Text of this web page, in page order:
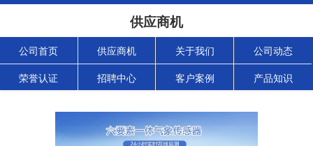
供应商机
公司首页 供应商机 关于我们 公司动态
荣誉认证 招聘中心 客户案例 产品知识